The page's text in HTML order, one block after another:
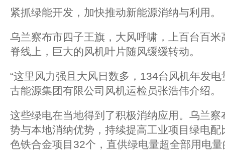
紧抓绿能开发，加快推动新能源消纳与利用。
乌兰察布市四子王旗，大风呼啸，上百台百
脊线上，巨大的风机叶片随风缓缓转动。
“这里风力强且大风日数多，134台风机年发
古能源集团有限公司风机运检员张浩伟介绍。
这些绿电在当地得到了积极消纳应用。乌兰
势与本地消纳优势，持续提高工业项目绿电
色铁合金项目32个，直供绿电量超全部用电